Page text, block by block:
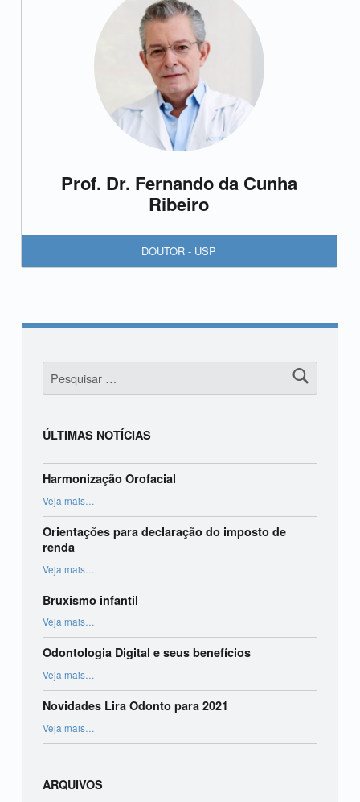
Prof. Dr. Fernando da Cunha
Ribeiro
DOUTOR - USP
Pesquisar por:
ÚLTIMAS NOTÍCIAS
Harmonização Orofacial
Veja mais…
Orientações para declaração do imposto de
renda
Veja mais“Orientações para declaração do imposto de renda”
…
Bruxismo infantil
Veja mais…
Odontologia Digital e seus benefícios
Veja mais“Odontologia Digital e seus benefícios”
…
Novidades Lira Odonto para 2021
Veja mais“Novidades Lira Odonto para 2021”
…
ARQUIVOS